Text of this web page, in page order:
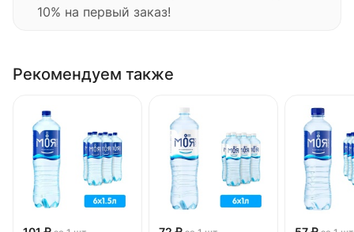
10% на первый заказ!
Рекомендуем также